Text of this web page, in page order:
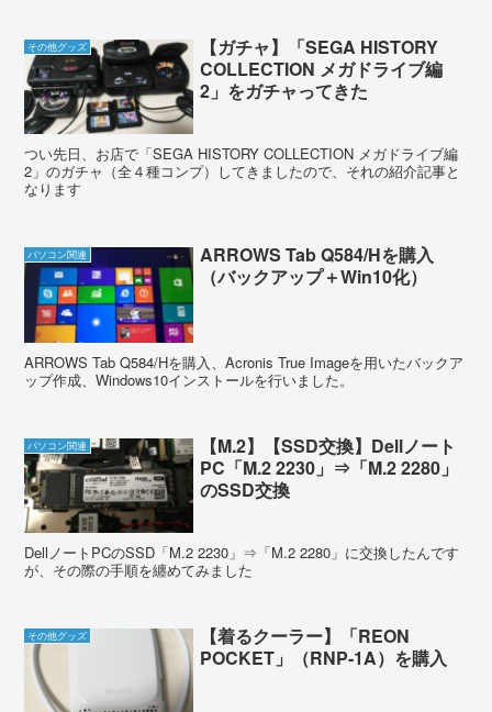
その他グッズ
【ガチャ】「SEGA HISTORY
COLLECTION メガドライブ編
2」をガチャってきた
つい先日、お店で「SEGA HISTORY COLLECTION メガドライブ編
2」のガチャ（全４種コンプ）してきましたので、それの紹介記事と
なります
パソコン関連
ARROWS Tab Q584/Hを購入
（バックアップ＋Win10化）
ARROWS Tab Q584/Hを購入、Acronis True Imageを用いたバックア
ップ作成、Windows10インストールを行いました。
パソコン関連
【M.2】【SSD交換】Dellノート
PC「M.2 2230」⇒「M.2 2280」
のSSD交換
DellノートPCのSSD「M.2 2230」⇒「M.2 2280」に交換したんです
が、その際の手順を纏めてみました
その他グッズ
【着るクーラー】「REON
POCKET」（RNP-1A）を購入